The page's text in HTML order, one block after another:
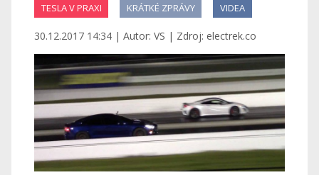
TESLA V PRAXI KRÁTKÉ ZPRÁVY VIDEA
30.12.2017 14:34 | Autor: VS | Zdroj: electrek.co